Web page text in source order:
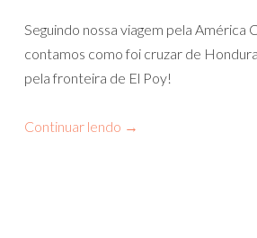
Seguindo nossa viagem pela América
contamos como foi cruzar de
pela fronteira de El Poy!
Continuar lendo →